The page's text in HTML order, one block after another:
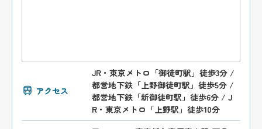
アクセス
JR・東京メトロ「御徒町駅」徒歩3分 /
都営地下鉄「上野御徒町駅」徒歩5分 /
都営地下鉄「新御徒町駅」徒歩6分 / J
R・東京メトロ「上野駅」徒歩10分